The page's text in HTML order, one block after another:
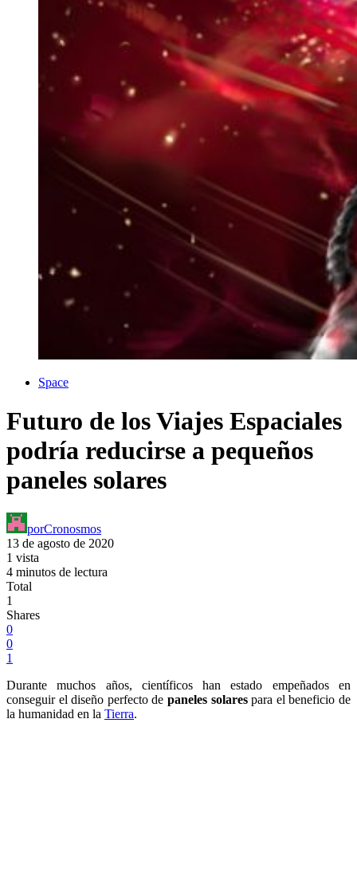
Space
Futuro de los Viajes Espaciales
podría reducirse a pequeños
paneles solares
porCronosmos
13 de agosto de 2020
1 vista
4 minutos de lectura
Total
1
Shares
0
0
1
Durante muchos años, científicos han estado empeñados en
conseguir el diseño perfecto de paneles solarespara el beneficio de
la humanidad en la Tierra.